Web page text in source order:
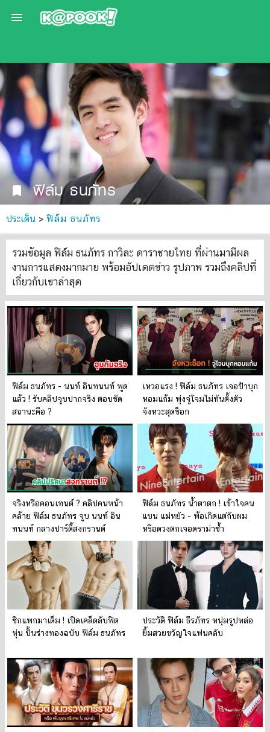

bookmark ฟิล์ม ธนภัทร
ประเด็น > ฟิล์ม ธนภัทร
รวมข้อมูล ฟิล์ม ธนภัทร กาวิละ ดาราชายไทย ที่ผ่านมามีผล
งานการแสดงมากมาย พร้อมอัปเดตข่าว รูปภาพ รวมถึงคลิปที่
เกี่ยวกับเขาล่าสุด
ฟิล์ม ธนภัทร - นนท์ อินทนนท์ พูด
แล้ว ! รับคลิปจูบปากจริง ตอบชัด
สถานะคือ ?
เหวอแรง ! ฟิล์ม ธนภัทร เจอป้าบุก
หอมแก้ม พุ่งจู่โจมไม่ทันตั้งตัว
จังหวะสุดช็อก
จริงหรือคอนเทนต์ ? คลิปคนหน้า
คล้าย ฟิล์ม ธนภัทร จูบ นนท์ อิน
ทนนท์ กลางปาร์ตี้สงกรานต์
ฟิล์ม ธนภัทร น้ำตาตก ! เข้าใจคน
แบน แม่หยัว - พ้อเกิดแต่กับผม
หรือดวงตกเจอดราม่าซ้ำ
ซิกแพกมาเต็ม ! เปิดเคล็ดลับฟิต
หุ่น ปั้นร่างทองฉบับ ฟิล์ม ธนภัทร
ประวัติ ฟิล์ม ธีรภัทร หนุ่มรูปหล่อ
ยิ้มสวยขวัญใจแฟนคลับ